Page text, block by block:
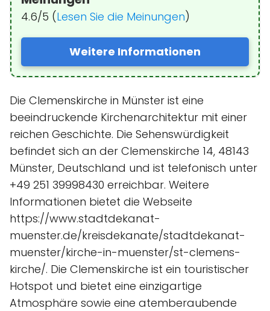
4.6/5 (Lesen Sie die Meinungen)
Weitere Informationen
Die Clemenskirche in Münster ist eine
beeindruckende Kirchenarchitektur mit einer
reichen Geschichte. Die Sehenswürdigkeit
befindet sich an der Clemenskirche 14, 48143
Münster, Deutschland und ist telefonisch unter
+49 251 39998430 erreichbar. Weitere
Informationen bietet die Webseite
https://www.stadtdekanat-
muenster.de/kreisdekanate/stadtdekanat-
muenster/kirche-in-muenster/st-clemens-
kirche/. Die Clemenskirche ist ein touristischer
Hotspot und bietet eine einzigartige
Atmosphäre sowie eine atemberaubende